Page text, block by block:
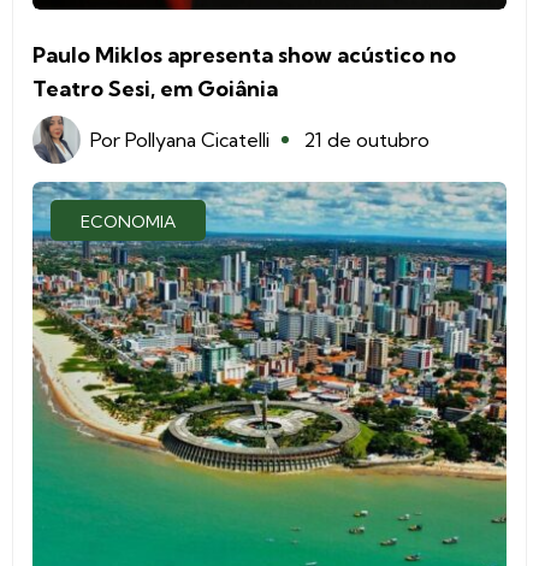
Paulo Miklos apresenta show acústico no
Teatro Sesi, em Goiânia
Por Pollyana Cicatelli 21 de outubro
ECONOMIA